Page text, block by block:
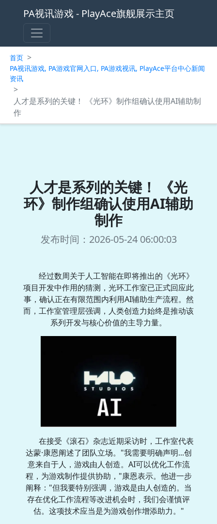
PA视讯游戏 - PlayAce旗舰展示主页
首页 >
PA视讯游戏, PA游戏官网入口, PA游戏视讯, PlayAce平台中心新闻
资讯
>
人才是系列的关键！ 《光环》制作组确认使用AI辅助制
作
人才是系列的关键！ 《光
环》制作组确认使用AI辅助
制作
发布时间：2026-05-24 06:00:03
经过数周关于人工智能在即将推出的《光环》
项目开发中作用的猜测，光环工作室已正式回应此
事，确认正在有限范围内利用AI辅助生产流程。然
而，工作室管理层强调，人类创造力始终是推动该
系列开发与核心价值的主导力量。
在接受《滚石》杂志近期采访时，工作室代表
达蒙·康恩阐述了团队立场。"我需要明确声明...创
意来自于人，游戏由人创造。AI可以优化工作流
程，为游戏制作提供协助，"康恩表示。他进一步
阐释："但我要特别强调，游戏是由人创造的。当
存在优化工作流程等改进机会时，我们会谨慎评
估。这项技术应当是为游戏创作增添助力。"